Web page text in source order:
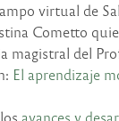
virtual de
Cometto
magistral del
El aprendizaje
avances y